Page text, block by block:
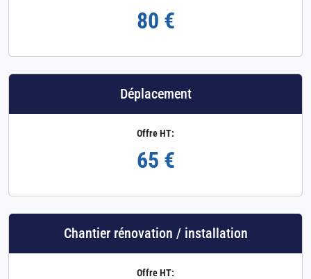
80 €
Déplacement
Offre HT:
65 €
Chantier rénovation / installation
Offre HT: